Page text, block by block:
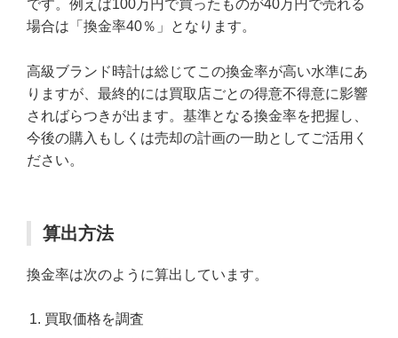
です。例えば100万円で買ったものが40万円で売れる
場合は「換金率40％」となります。
高級ブランド時計は総じてこの換金率が高い水準にあ
りますが、最終的には買取店ごとの得意不得意に影響
さればらつきが出ます。基準となる換金率を把握し、
今後の購入もしくは売却の計画の一助としてご活用く
ださい。
算出方法
換金率は次のように算出しています。
買取価格を調査